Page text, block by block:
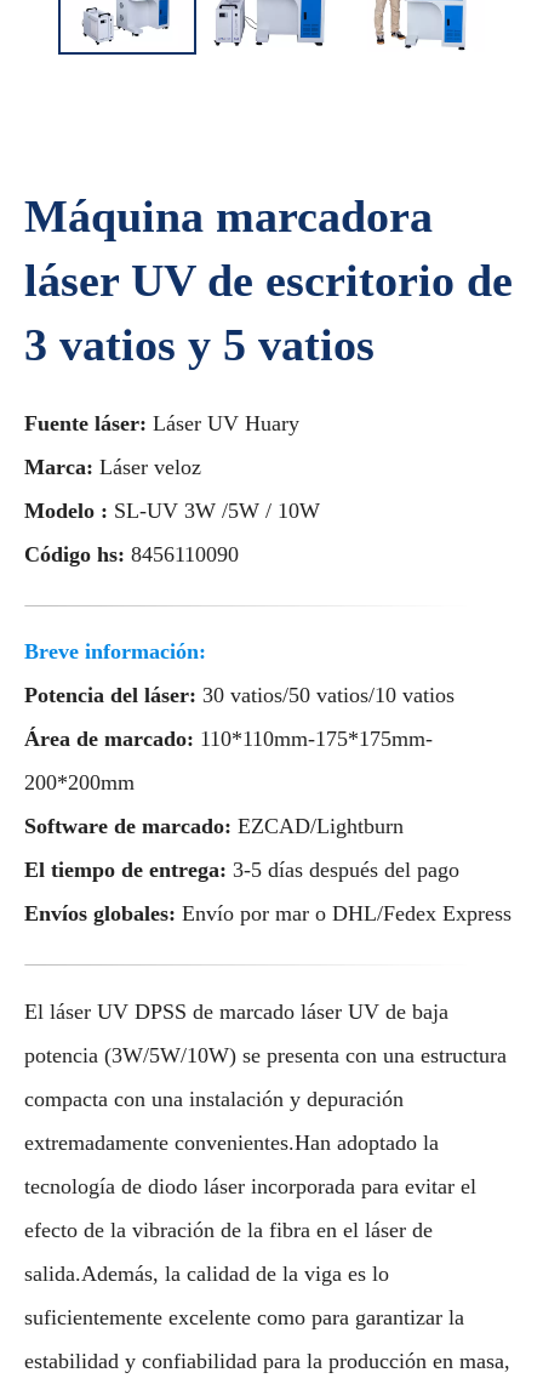
Máquina marcadora
láser UV de escritorio de
3 vatios y 5 vatios
Fuente láser: Láser UV Huary
Marca: Láser veloz
Modelo : SL-UV 3W /5W / 10W
Código hs: 8456110090
Breve información:
Potencia del láser: 30 vatios/50 vatios/10 vatios
Área de marcado: 110*110mm-175*175mm-
200*200mm
Software de marcado: EZCAD/Lightburn
El tiempo de entrega: 3-5 días después del pago
Envíos globales: Envío por mar o DHL/Fedex Express
El láser UV DPSS de marcado láser UV de baja
potencia (3W/5W/10W) se presenta con una estructura
compacta con una instalación y depuración
extremadamente convenientes.Han adoptado la
tecnología de diodo láser incorporada para evitar el
efecto de la vibración de la fibra en el láser de
salida.Además, la calidad de la viga es lo
suficientemente excelente como para garantizar la
estabilidad y confiabilidad para la producción en masa,